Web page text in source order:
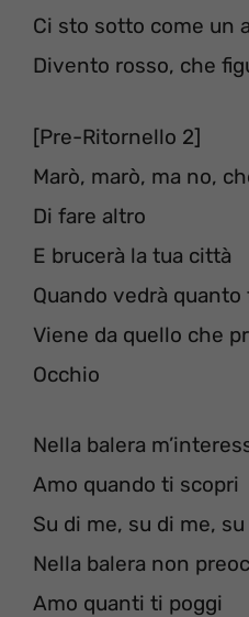
Ci sto sotto come un
Divеnto rosso, che
[Pre-Ritornello 2]
Marò, marò, ma no,
Di fare altro
E brucerà la tua città
Quando vedrà quanto
Viene da quello che
Occhio
Nella balera
Amo quando ti scopri
Su di me, su di me,
Nella balera non
Amo quanti ti poggi